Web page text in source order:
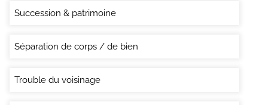
Succession & patrimoine
Séparation de corps / de bien
Trouble du voisinage